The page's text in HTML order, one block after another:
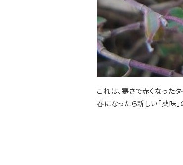
これは、寒さで赤くなったタ
春になったら新しい「薬味